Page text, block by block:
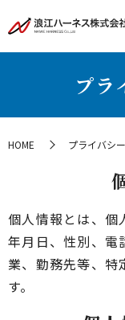
プラ
HOME プライバシ
個人情報とは、個
年月日、性別、電
業、勤務先等、特
す。